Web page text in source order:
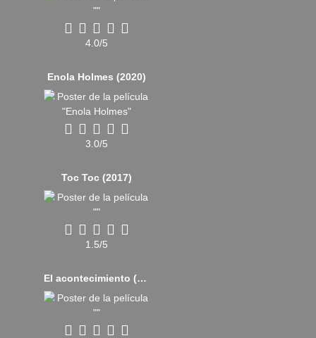
4.0/5
Enola Holmes (2020)
3.0/5
Toc Toc (2017)
1.5/5
El acontecimiento (2021)